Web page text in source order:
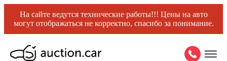
На сайте ведутся технические работы!!! Цены на авто
могут отображаться не корректно, спасибо за понимание.